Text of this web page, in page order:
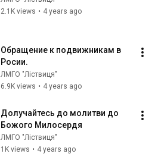
2.1K views • 4 years ago
Обращение к подвижникам в
Росии.
ЛМГО "Ліствиця"
6.9K views • 4 years ago
Долучайтесь до молитви до
Божого Милосердя
ЛМГО "Ліствиця"
1K views • 4 years ago